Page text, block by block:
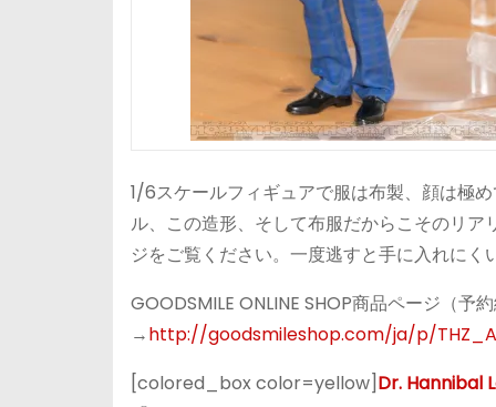
1/6スケールフィギュアで服は布製、顔は極
ル、この造形、そして布服だからこそのリ
ジをご覧ください。一度逃すと手に入れに
GOODSMILE ONLINE SHOP商品ページ（予
→http://goodsmileshop.com/ja/p/
[colored_box color=yellow]Dr. Hannibal